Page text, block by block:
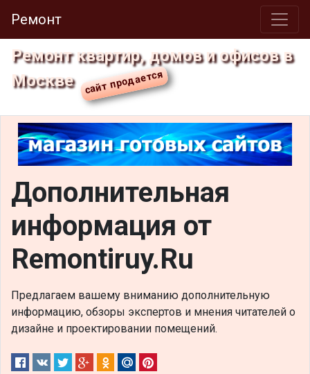
Ремонт
Ремонт квартир, домов и офисов в
Москве
Дополнительная
информация от
Remontiruy.Ru
Предлагаем вашему вниманию дополнительную
информацию, обзоры экспертов и мнения читателей о
дизайне и проектировании помещений.